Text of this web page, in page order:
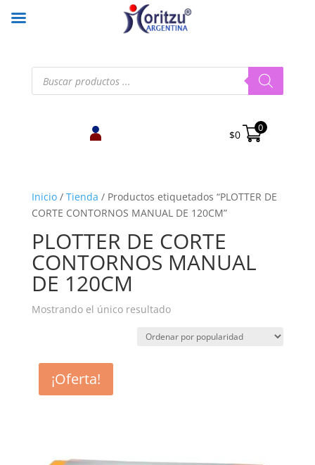
Búsqueda
productos
$0
0
Inicio/ Tienda / Productos etiquetados “PLOTTER DE
CORTE CONTORNOS MANUAL DE 120CM”
PLOTTER DE CORTE
CONTORNOS MANUAL
DE 120CM
Mostrando el único resultado
¡Oferta!